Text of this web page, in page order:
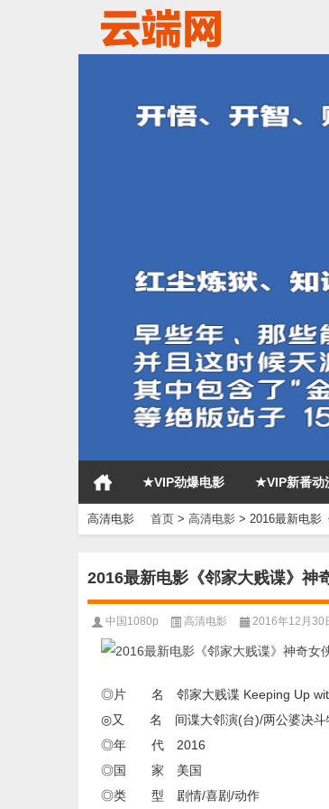
★VIP劲爆电影 ★VIP新番动
高清电影 首页 > 高清电影 > 2016最新电影
2016最新电影《邻家大贱谍》神
中国1080p 高清电影 2016年12月30
◎片 名 邻家大贱谍 Keeping Up
◎又 名 间谍大邻演(台)/两公婆决斗
◎年 代 2016
◎国 家 美国
◎类 型 剧情/喜剧/动作